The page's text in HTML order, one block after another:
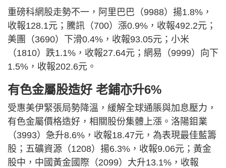
重磅科網股走勢不一，阿里巴巴（9988）揚1.8%，
收報128.1元；騰訊（700）漲0.9%，收報492.2元；
美團（3690）下滑0.4%，收報93.05元；小米
（1810）跌1.1%，收報27.64元；網易（9999）向下
1.5%，收報202.6元。
有色金屬股造好 老鋪亦升6%
受惠美伊緊張局勢降溫，緩解全球通脹與加息壓力，
有色金屬價格造好，相關股份集體上漲。洛陽鉬業
（3993）急升8.6%，收報18.47元，為表現最佳藍籌
股；五礦資源（1208）揚6.3%，收報9.06元；黃金
股中，中國黃金國際（2099）大升13.1%，收報